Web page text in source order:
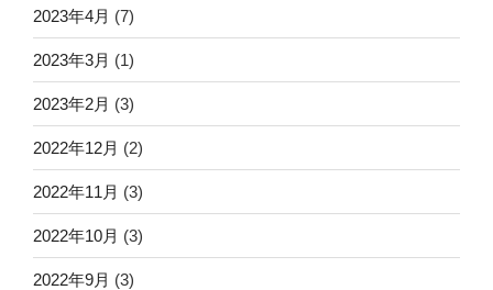
2023年4月 (7)
2023年3月 (1)
2023年2月 (3)
2022年12月 (2)
2022年11月 (3)
2022年10月 (3)
2022年9月 (3)